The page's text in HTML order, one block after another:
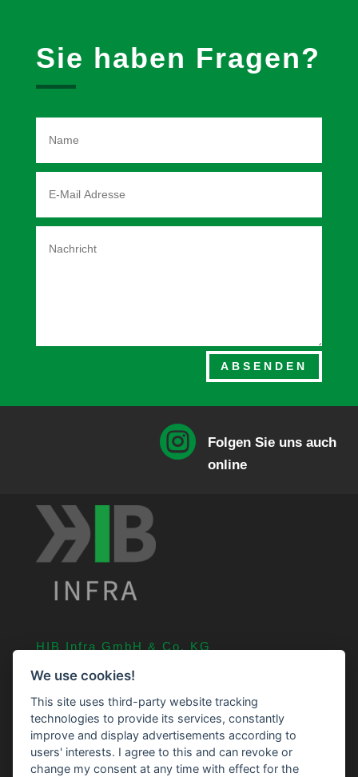
Sie haben Fragen?
ABSENDEN

Folgen Sie uns auch
online
HIB Infra GmbH & Co. KG
An der Straßenmeisterei 11
04326 75 239 0
info@HIB-Infra.de
We use cookies!
This site uses third-party website tracking
technologies to provide its services, constantly
improve and display advertisements according to
users' interests. I agree to this and can revoke or
change my consent at any time with effect for the